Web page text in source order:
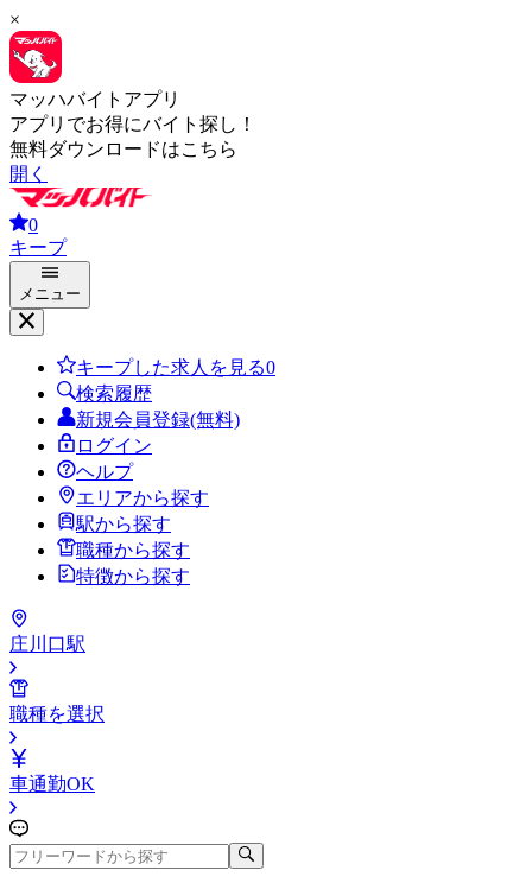
×
マッハバイトアプリ
アプリでお得にバイト探し！
無料ダウンロードはこちら
開く
0
キープ
メニュー
キープした求人を見る0
検索履歴
新規会員登録(無料)
ログイン
ヘルプ
エリアから探す
駅から探す
職種から探す
特徴から探す
庄川口駅
職種を選択
車通勤OK